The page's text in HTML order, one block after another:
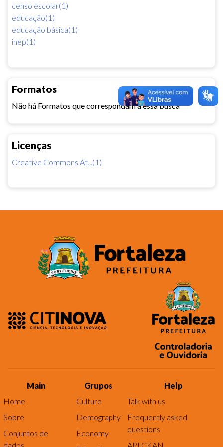
censo escolar(1)
educação(1)
educação básica(1)
inep(1)
Formatos
Não há Formatos que correspondam a essa busca
Licenças
Creative Commons At...(1)
Main
Home
Sobre
Conjuntos de
dados
Grupos
Culture
Demography
Economy
Help
Talk with us
Frequently asked
questions
API CKAN